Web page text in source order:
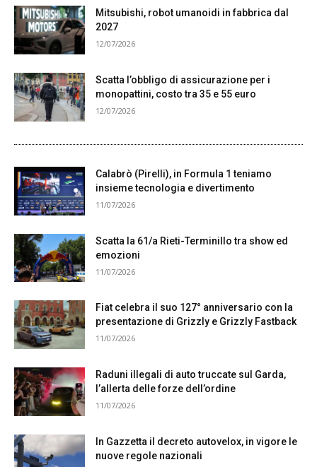
Mitsubishi, robot umanoidi in fabbrica dal
2027
12/07/2026
Scatta l’obbligo di assicurazione per i
monopattini, costo tra 35 e 55 euro
12/07/2026
Calabrò (Pirelli), in Formula 1 teniamo
insieme tecnologia e divertimento
11/07/2026
Scatta la 61/a Rieti-Terminillo tra show ed
emozioni
11/07/2026
Fiat celebra il suo 127° anniversario con la
presentazione di Grizzly e Grizzly Fastback
11/07/2026
Raduni illegali di auto truccate sul Garda,
l’allerta delle forze dell’ordine
11/07/2026
In Gazzetta il decreto autovelox, in vigore le
nuove regole nazionali